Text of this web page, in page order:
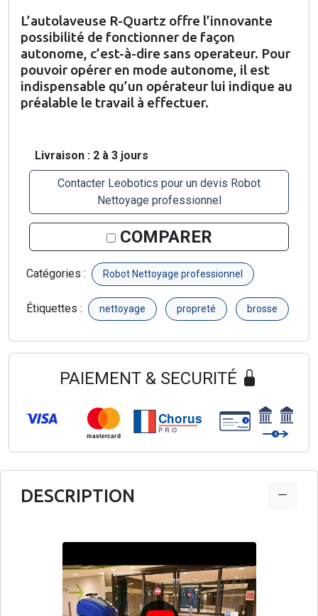
L’autolaveuse R-Quartz offre l’innovante
possibilité de fonctionner de façon
autonome, c’est-à-dire sans operateur. Pour
pouvoir opérer en mode autonome, il est
indispensable qu’un opérateur lui indique au
préalable le travail à effectuer.
Livraison : 2 à 3 jours
Contacter Leobotics pour un devis Robot
Nettoyage professionnel
COMPARER
Catégories : Robot Nettoyage professionnel
Étiquettes : nettoyage propreté brosse
PAIEMENT & SECURITÉ
mastercard
Chorus
PRO
€
€
DESCRIPTION